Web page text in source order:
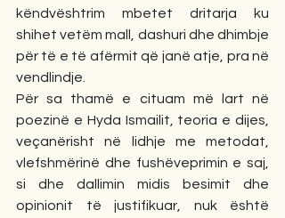
këndvështrim mbetet dritarja ku
shihet vetëm mall, dashuri dhe dhimbje
për të e të afërmit që janë atje, pra në
vendlindje.
Për sa thamë e cituam më lart në
poezinë e Hyda Ismailit, teoria e dijes,
veçanërisht në lidhje me metodat,
vlefshmërinë dhe fushëveprimin e saj,
si dhe dallimin midis besimit dhe
opinionit të justifikuar, nuk është